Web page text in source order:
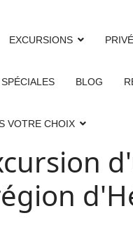
EXCURSIONS
BLOG
VOTRE CHOIX